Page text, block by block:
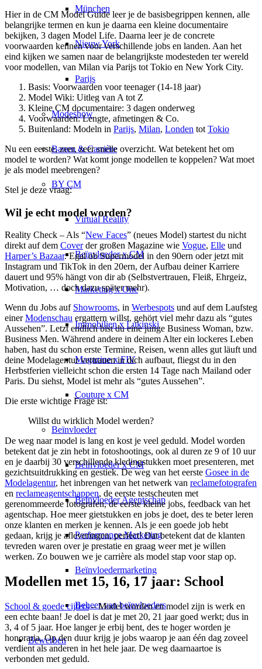
München
Nieuw York
Parijs
Modeshow
Banen & Carrière
BY CM
Virtual Reality
Beïnvloeder x CM
Marketing x One
Immobilien x Lukinski
Magazine x FIV
Couture x CM
Beïnvloeder
Beïnvloeder x CM
Beïnvloeder Agentschap
Performance Marketing
Beïnvloedermarketing
Beheer van beïnvloeders
Bewerben
Hier in de CM Model Guide leer je de basisbegrippen kennen, alle
belangrijke termen en kun je daarna een kleine documentaire
bekijken, 3 dagen Model Life. Daarna leer je de concrete
voorwaarden kennen voor verschillende jobs en landen. Aan het
eind kijken we samen naar de belangrijkste modesteden ter wereld
voor modellen, van Milan via Parijs tot Tokio en New York City.
Basis: Voorwaarden voor teenager (14-18 jaar)
Model Wiki: Uitleg van A tot Z
Kleine CM documentaire: 3 dagen onderweg
Voorwaarden: Lengte, afmetingen & Co.
Buitenland: Modeln in Parijs, Milan, Londen tot Tokio
Nu een eerste, zeer, zeer snelle overzicht. Wat betekent het om
model te worden? Wat komt jonge modellen te koppelen? Wat moet
je als model meebrengen?
Stel je deze vraag:
Wil je echt model worden?
Reality Check – Als “New Faces” (neues Model) startest du nicht
direkt auf dem Coverder großen Magazine wie Vogue, Elle und
Harper’s Bazaar. Egal ob Supermodel in den 90ern oder jetzt mit
Instagram und TikTok in den 20ern, der Aufbau deiner Karriere
dauert und 95% hängt von dir ab (Selbstvertrauen, Fleiß, Ehrgeiz,
Motivation, … doch dazu später mehr).
Wenn du Jobs auf Showrooms, in Werbespots und auf dem Laufsteg
einerModenschau ergattern willst, gehört viel mehr dazu als “gutes
Aussehen”. Letzt endlich bist du eine junge Business Woman, bzw.
Business Men. Während andere in deinem Alter ein lockeres Leben
haben, hast du schon erste Termine, Reisen, wenn alles gut läuft und
deine Modelagentur vertrauen in dich aufbaut, fliegst du in den
Herbstferien vielleicht schon die ersten 14 Tage nach Mailand oder
Paris. Du siehst, Model ist mehr als “gutes Aussehen”.
Die erste wichtige Frage ist:
Willst du wirklich Model werden?
De weg naar model is lang en kost je veel geduld. Model worden
betekent dat je zin hebt in fotoshootings, ook al duren ze 9 of 10 uur
en je daarbij 30 verschillende kledingstukken moet presenteren, met
gezichtsuitdrukking en gestiek. De weg van het eerste Gosee in de
Modelagentur, het inbrengen van het netwerk van reclamefotografen
en reclameagentschappen, de eerste testscheuten met
gerenommeerde fotografen, de eerste kleine jobs, feedback van het
agentschap. Hoe meer gietstukken en jobs je doet, des te beter leren
onze klanten en merken je kennen. Als je een goede job hebt
gedaan, krijg je afleveringen, perfect! Dat betekent dat de klanten
tevreden waren over je prestatie en graag weer met je willen
werken. Zo bouwen we je carrière als model stap voor stap op.
Modellen met 15, 16, 17 jaar: School
School & goede cijfers– Model worden en model zijn is werk en
een echte baan! Je doel is dat je met 20, 21 jaar goed werkt; dus in
3, 4 of 5 jaar. Hoe langer je erbij bent, des te hoger worden je
honoraria. Op den duur krijg je jobs waarop je aan één dag zoveel
verdient als anderen in het hele jaar. De weg daarnaartoe is
verbonden met geduld.